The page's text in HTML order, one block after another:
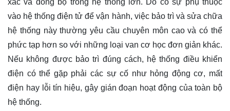
vào hệ thống điện tử để vận hành, việc bảo trì và sửa chữa
hệ thống này thường yêu cầu chuyên môn cao và có thể
phức tạp hơn so với những loại van cơ học đơn giản khác.
Nếu không được bảo trì đúng cách, hệ thống điều khiển
điện có thể gặp phải các sự cố như hỏng động cơ, mất
điện hay lỗi tín hiệu, gây gián đoạn hoạt động của toàn bộ
hệ thống.